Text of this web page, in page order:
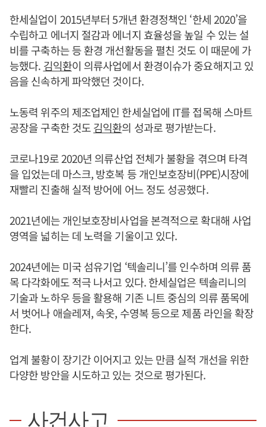
한세실업이 2015년부터 5개년 환경정책인 ‘한세 2020’을
수립하고 에너지 절감과 에너지 효율성을 높일 수 있는 설
비를 구축하는 등 환경 개선활동을 펼친 것도 이 때문에 가
능했다. 김익환이 의류사업에서 환경이슈가 중요해지고 있
음을 신속하게 파악했던 것이다.
노동력 위주의 제조업제인 한세실업에 IT를 접목해 스마트
공장을 구축한 것도김익환의 성과로 평가받는다.
코로나19로 2020년 의류산업 전체가 불황을 겪으며 타격
을 입었는데 마스크, 방호복 등 개인보호장비(PPE)시장에
재빨리 진출해 실적 방어에 어느 정도 성공했다.
2021년에는 개인보호장비사업을 본격적으로 확대해 사업
영역을 넓히는 데 노력을 기울이고 있다.
2024년에는 미국 섬유기업 ‘텍솔리니’를 인수하며 의류 품
목 다각화에도 적극 나서고 있다. 한세실업은 텍솔리니의
기술과 노하우 등을 활용해 기존 니트 중심의 의류 품목에
서 벗어나 애슬레져, 속옷, 수영복 등으로 제품 라인을 확장
한다.
업계 불황이 장기간 이어지고 있는 만큼 실적 개선을 위한
다양한 방안을 시도하고 있는 것으로 평가된다.
사건사고